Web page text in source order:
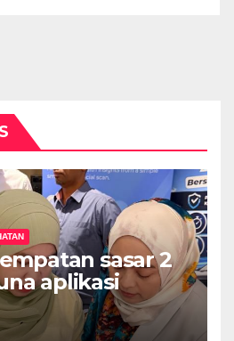
sasar 2
aplikasi
MyMedix
setahun